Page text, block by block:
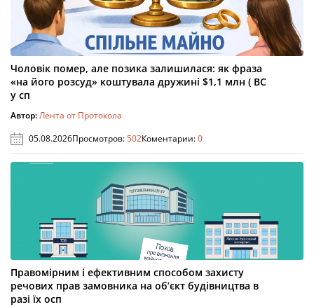
Чоловік помер, але позика залишилася: як фраза
«на його розсуд» коштувала дружині $1,1 млн ( ВС
у сп
Автор:Лента от Протокола
05.08.2026Просмотров:502Коментарии:0
Правомірним і ефективним способом захисту
речових прав замовника на об’єкт будівництва в
разі їх осп